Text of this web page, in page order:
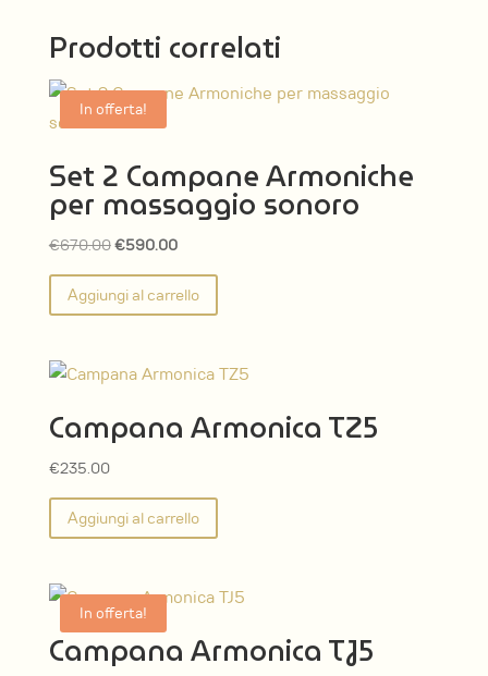
Prodotti correlati
In offerta!
Set 2 Campane Armoniche
per massaggio sonoro
€670.00Il
prezzo
originale
era:
€590.00Il
prezzo
attuale
è:
Aggiungi al carrello
Campana Armonica TZ5
€235.00
Aggiungi al carrello
In offerta!
Campana Armonica TJ5